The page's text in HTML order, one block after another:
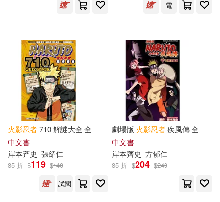
電
火影忍者710 解謎大全 全
中文書
岸本斉史 張紹仁
85 折 $119 $140
試閱
劇場版 火影忍者疾風傳 全
中文書
岸本齊史 方郁仁
85 折 $204 $240